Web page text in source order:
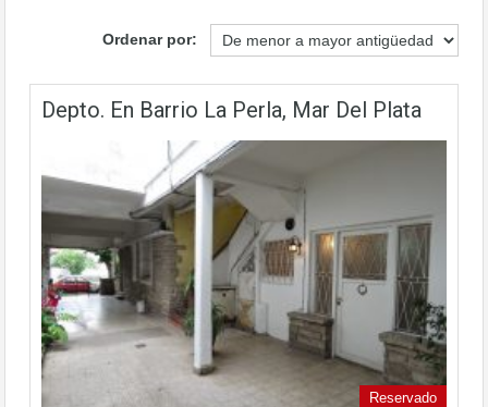
Ordenar por:
Depto. En Barrio La Perla, Mar Del Plata
Reservado